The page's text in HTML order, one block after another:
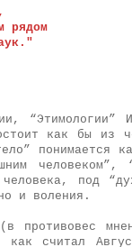
рядом
“Этимологии”
как бы из
понимается
человеком”,
человека, под
и воления.
противовес
считал